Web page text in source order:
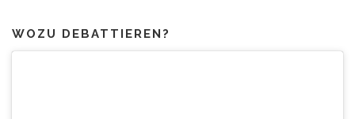
WOZU DEBATTIEREN?